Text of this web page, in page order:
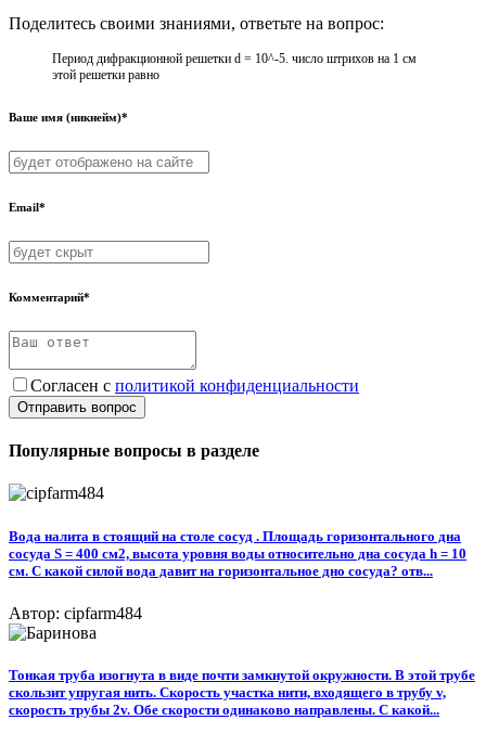
Поделитесь своими знаниями, ответьте на вопрос:
Период дифракционной решетки d = 10^-5. число штрихов на 1 см
этой решетки равно
Ваше имя (никнейм)*
Email*
Комментарий*
Согласен с политикой конфиденциальности
Отправить вопрос
Популярные вопросы в разделе
Вода налита в стоящий на столе сосуд . Площадь горизонтального дна
сосуда S = 400 см2, высота уровня воды относительно дна сосуда h = 10
см. С какой силой вода давит на горизонтальное дно сосуда? отв...
Автор: cipfarm484
Тонкая труба изогнута в виде почти замкнутой окружности. В этой трубе
скользит упругая нить. Скорость участка нити, входящего в трубу v,
скорость трубы 2v. Обе скорости одинаково направлены. С какой...